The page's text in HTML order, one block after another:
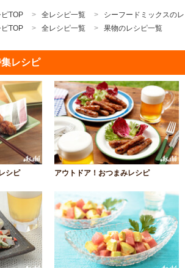
TOP 全レシピ一覧
シーフードミックスの
TOP
全レシピ一覧 果物のレシピ一覧
レシピ
シピ アウトドア！おつまみレシピ